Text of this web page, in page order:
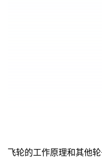
飞轮的工作原理和其他